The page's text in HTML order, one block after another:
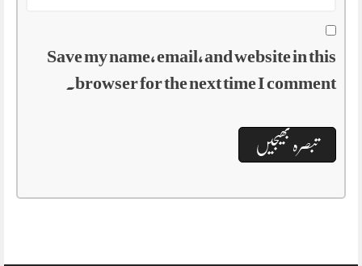
Save my name, email, and website in this
browser for the next time I comment.